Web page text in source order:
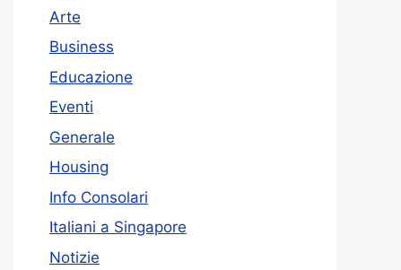
Arte
Business
Educazione
Eventi
Generale
Housing
Info Consolari
Italiani a Singapore
Notizie